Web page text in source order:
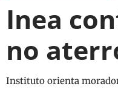
Inea
no
Instituto orienta